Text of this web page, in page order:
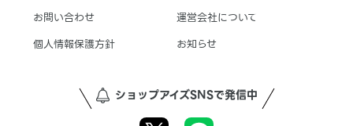
お問い合わせ
運営会社について
個人情報保護方針
お知らせ
ショップアイズSNSで発信中